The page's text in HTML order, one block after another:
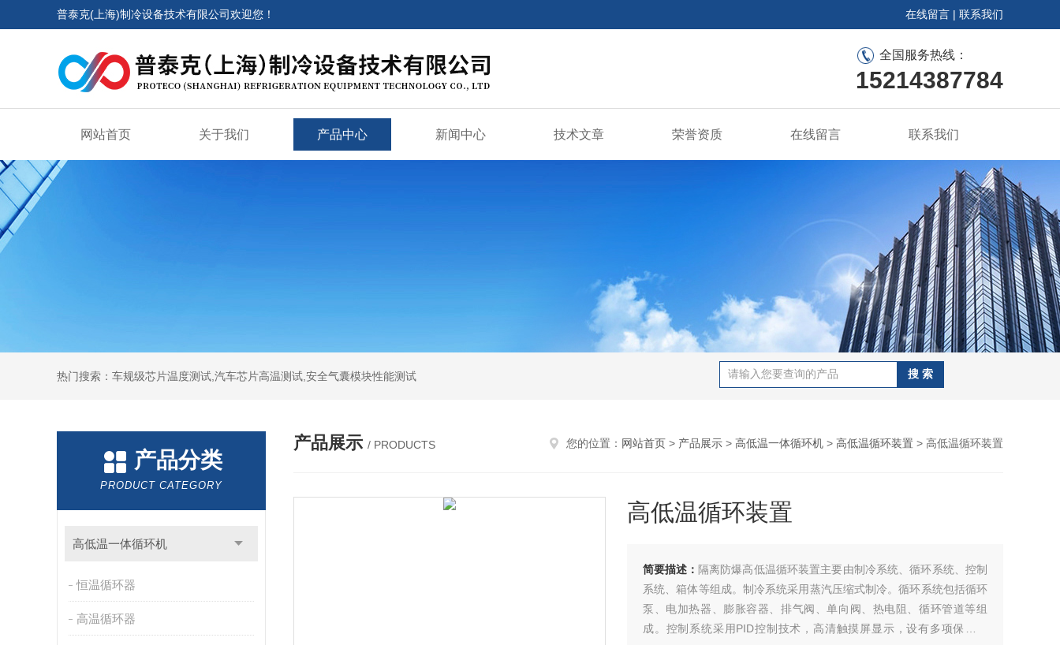
普泰克(上海)制冷设备技术有限公司欢迎您！ 在线留言 | 联系我们
全国服务热线：
15214387784
网站首页 关于我们 产品中心 新闻中心 技术文章 荣誉资质 在线留言 联系我们
热门搜索：车规级芯片温度测试,汽车芯片高温测试,安全气囊模块性能测试
产品分类
PRODUCT CATEGORY
高低温一体循环机
恒温循环器
高温循环器
产品展示 / PRODUCTS 您的位置： 网站首页 > 产品展示 > 高低温一体循环机 > 高低温循环装置 > 高低温循环装置
高低温循环装置
简要描述： 隔离防爆高低温循环装置主要由制冷系统、循环系统、控制
系统、箱体等组成。制冷系统采用蒸汽压缩式制冷。循环系统包括循环
泵、电加热器、膨胀容器、排气阀、单向阀、热电阻、循环管道等组
成。控制系统采用PID控制技术，高清触摸屏显示，设有多项保护功